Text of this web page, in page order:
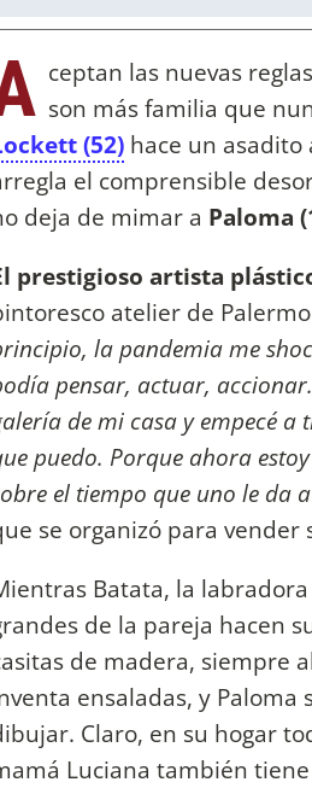
ceptan las nuevas
son más familia que
(52) hace un asadito
el comprensible
deja de mimar a Paloma
prestigioso artista
atelier de
la pandemia me
pensar, actuar,
de mi casa y empecé
puedo. Porque ahora
el tiempo que uno le da
se organizó para
Batata, la
de la pareja hacen
de madera, siempre
ensaladas, y Paloma
Claro, en su hogar
Luciana también